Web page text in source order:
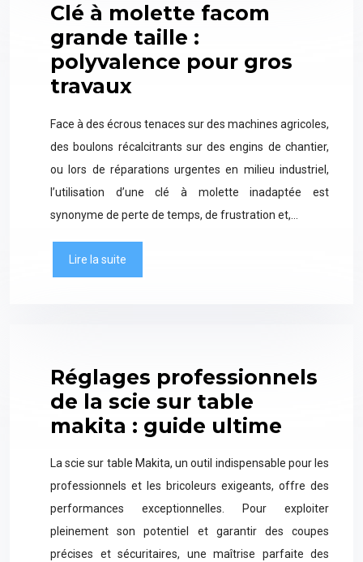
Clé à molette facom
grande taille :
polyvalence pour gros
travaux
Face à des écrous tenaces sur des machines agricoles,
des boulons récalcitrants sur des engins de chantier,
ou lors de réparations urgentes en milieu industriel,
l’utilisation d’une clé à molette inadaptée est
synonyme de perte de temps, de frustration et,…
Lire la suite
Réglages professionnels
de la scie sur table
makita : guide ultime
La scie sur table Makita, un outil indispensable pour les
professionnels et les bricoleurs exigeants, offre des
performances exceptionnelles. Pour exploiter
pleinement son potentiel et garantir des coupes
précises et sécuritaires, une maîtrise parfaite des